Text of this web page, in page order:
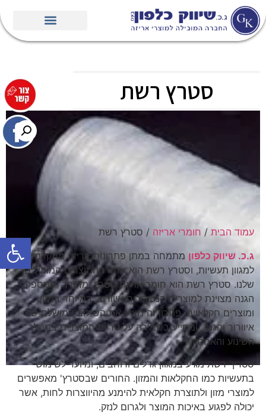
פתח
סטרץ רשת
עמוד הבית / חומרי אריזה / סטרץ רשת
ג.כ. שיווק כלפון מתמחה במתן פתרונות אריזה מתקדמים
למגוון תעשיות, וסטרץ רשת הוא אחד מהמוצרים המובילים
שלנו. סטרץ רשת הוא חומר אריזת סטרץ' מחורר, שמספק
הגנה מצוינת למוצרים המצריכים איוורור, במיוחד במזון
ומוצרים חקלאיים. פתרון זה מציע את השילוב המושלם של
איוורור והגנה, ומסייע בשמירה על טריות המוצרים במהלך
השינוע והאחסון.
סטרץ' רשת מגיע במגוון גדלים ורוחבים, ומיועד לשימוש
בתעשיות כמו החקלאות והמזון. החורים שבסטרץ' מאפשרים
למוצרי מזון ולתוצרת חקלאית להימנע מהיווצרות לחות, אשר
יכולה לפגוע באיכות המוצר ולגרום לנזק.